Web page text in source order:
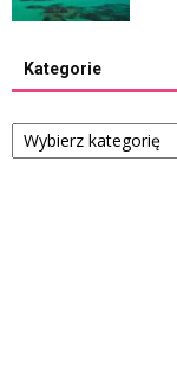
Kategorie
Kategorie